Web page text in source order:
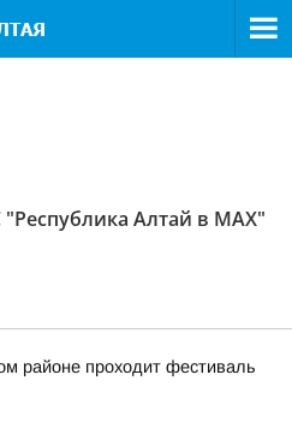
Алтай в МАХ"
районе проходит фестиваль